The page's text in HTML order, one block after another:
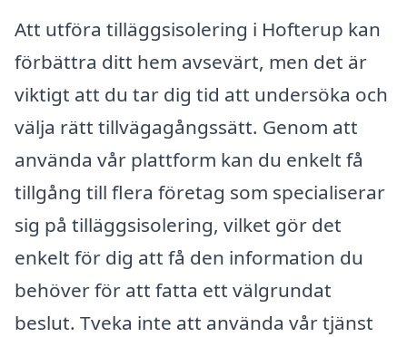
Att utföra tilläggsisolering i Hofterup kan
förbättra ditt hem avsevärt, men det är
viktigt att du tar dig tid att undersöka och
välja rätt tillvägagångssätt. Genom att
använda vår plattform kan du enkelt få
tillgång till flera företag som specialiserar
sig på tilläggsisolering, vilket gör det
enkelt för dig att få den information du
behöver för att fatta ett välgrundat
beslut. Tveka inte att använda vår tjänst